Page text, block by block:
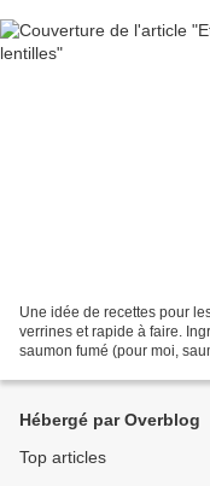
Une idée de recettes pour
verrines et rapide à faire.
saumon fumé (pour moi,
Hébergé par Overblog
Top articles